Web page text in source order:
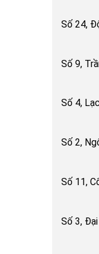
Số 24,
Số 9,
Số 4,
Số 2,
Số 11,
Số 3,